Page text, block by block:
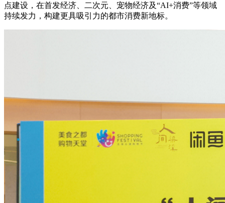
点建设，在首发经济、二次元、宠物经济及“AI+消费”等领域
持续发力，构建更具吸引力的都市消费新地标。